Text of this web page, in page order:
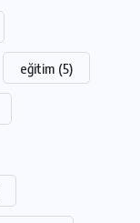
eğitim (5)